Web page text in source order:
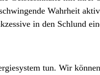
Wahrheit
in den Schlund
tun. Wir